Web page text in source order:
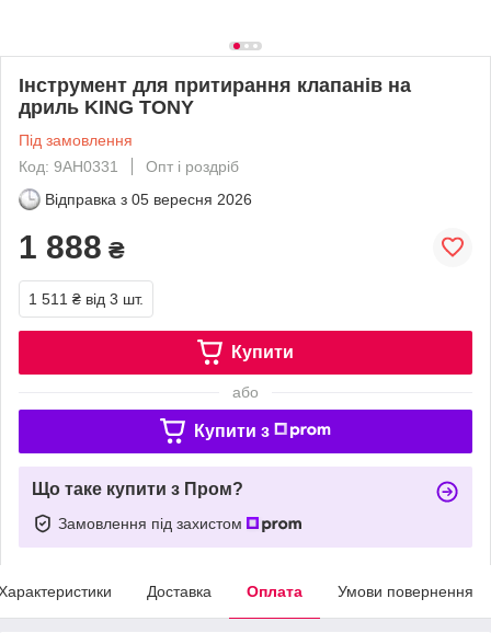
Інструмент для притирання клапанів на
дриль KING TONY
Під замовлення
Код: 9AH0331
Опт і роздріб
Відправка з 05 вересня 2026
1 888 ₴
1 511 ₴ від 3 шт.
Купити
або
Купити з
Що таке купити з Пром?
Замовлення під захистом
Доставка Оплата Умови повернення